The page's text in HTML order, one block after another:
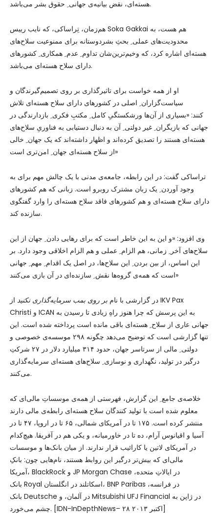
هسته‌ای، نقض بیانیه‌ی جهانی ِ حقوق بشر می‌باشد.
هم‌زمان، تِراساکی، که نایب رییس Soka Gakkai هم هست، به
محدودیت‌های عملی ِ بحثِ بشردوستانه برای ممنوعیت سلاح‌های
هسته‌ای اشاره کرد، که وخیم‌ترین‌شان تداوم ِ عدم ِ همکاری ِ کشورهای
دارای سلاح هسته‌ای می‌باشد.
او از همه خواست برای تاثیرگذاری بر روی تصمیم‌گیرندگان و
سیاست‌گزاران ِ اصلی در کشورهای دارای سلاح هسته‌ای تلاش
کنند: «بسیاری از آن‌ها ورشکستگیِ کامل ِ مکتبِ فکری ِ بازدارندگی در
جهانی که بازیگران ِ غیر دولتی ِ آن به دنبال دستیابی به فناوریِ سلاح‌های
هسته‌ای هستند را تصدیق کرده‌اند و اظهار داشته‌اند که یک جهان ِ خالی
از سلاح‌ هسته‌ای جهان ِ امن‌تری است»
تراساکی گفت: در این رابطه، جامعه‌ی مدنی با یک چالش مهم برای به
وجود آوردن ِ یک زبان مشترک روبرو است. زبانی که هم کشورهای
دارای سلاح هسته‌ای و هم کشورهای فاقد سلاح هسته‌ای را وارد گفتگوی
سازنده کند.
وی افزود: «و این به این خاطر است که برای رهایی دادن ِ جهان از این
سلاح‌های آخر ِ زمانی، هم الزام ِ عملی و هم الزام اخلاقی وجود دارد. بر
این اساس، از بین بردن ِ این سلاح‌ها، در اصل یک اقدام ِ مهم ِ جهانی
است که همه‌ی گروه‌ها نقش ِ سازنده‌ای در آن بازی می‌کنند»
در گزارشی با نام بر روی بمب سرمایه‌گذاری نکنید از IKV Pax
Christi و ICAN به این پرسش که چرا هنوز راهِ زیادی تا رسیدن به
جهانی عاری از سلاح ِ هسته‌ای باقی مانده است پرداخته شده است. این
تنها گزارشی است که توضیح می‌دهد چگونه ۲۹۸ موسسه‌ی خصوصی و
دولتی ِ مالی از سرتاسر جهان، حدود ۳۱۴ میلیارد دلار در ۲۷ شرکتِ
درگیر در تولید، نگهداری و نوسازی ِ سلاح‌های هسته‌ای سرمایه‌گذاری
می‌کنند.
خلاصه‌ی جامع ِ این گزارش، فهرستی از همه‌ی موسساتِ مالی‌ای که
معلوم شده است با تولید کنندگان سلاح هسته‌ای رابطه‌ی مالی دارند
منتشر کرده است. ۱۷۵ تا در آمریکای شمالی، ۶۵ تا در اروپا، ۴۷ تا در
آسیا و اقیانوس آرام، ده تا در خاورمیانه، و یکی هم در آفریقا. هیچ‌کدام
در آمریکای لاتین یا کارائیب قرار ندارند. از میان بانک‌ها و موسسات
مالی‌ای که بیش‌تر درگیر این روابط هستند، نام‌هایی چون: بانکِ
آمریکا، BlackRock و JP Morgan Chase در ایالاتِ متحده،
بانک Royal اسکاتلند در انگلستان، BNP Paribas در فرانسه،
بانک Deutsche در آلمان، و Mitsubishi UFJ Financial در ژاپن به
چشم می‌خورد. [IDN-InDepthNews– ۲۸ اکتبر ۲۰۱۳]